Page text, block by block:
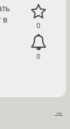
0
0
в
→